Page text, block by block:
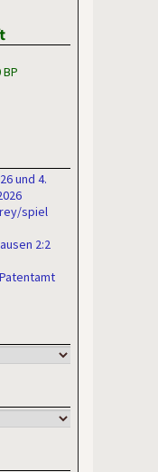
und 4.
spiel
2:2